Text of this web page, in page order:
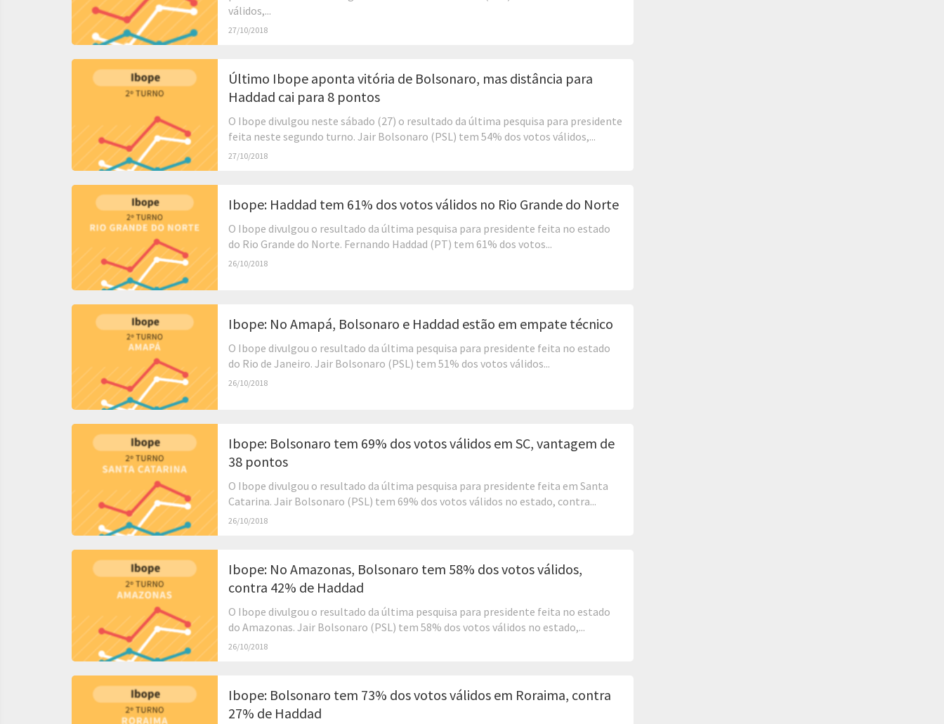
válidos,...
27/10/2018
Último Ibope aponta vitória de Bolsonaro, mas distância para
Haddad cai para 8 pontos
O Ibope divulgou neste sábado (27) o resultado da última pesquisa para presidente
feita neste segundo turno. Jair Bolsonaro (PSL) tem 54% dos votos válidos,...
27/10/2018
Ibope: Haddad tem 61% dos votos válidos no Rio Grande do Norte
O Ibope divulgou o resultado da última pesquisa para presidente feita no estado
do Rio Grande do Norte. Fernando Haddad (PT) tem 61% dos votos...
26/10/2018
Ibope: No Amapá, Bolsonaro e Haddad estão em empate técnico
O Ibope divulgou o resultado da última pesquisa para presidente feita no estado
do Rio de Janeiro. Jair Bolsonaro (PSL) tem 51% dos votos válidos...
26/10/2018
Ibope: Bolsonaro tem 69% dos votos válidos em SC, vantagem de
38 pontos
O Ibope divulgou o resultado da última pesquisa para presidente feita em Santa
Catarina. Jair Bolsonaro (PSL) tem 69% dos votos válidos no estado, contra...
26/10/2018
Ibope: No Amazonas, Bolsonaro tem 58% dos votos válidos,
contra 42% de Haddad
O Ibope divulgou o resultado da última pesquisa para presidente feita no estado
do Amazonas. Jair Bolsonaro (PSL) tem 58% dos votos válidos no estado,...
26/10/2018
Ibope: Bolsonaro tem 73% dos votos válidos em Roraima, contra
27% de Haddad